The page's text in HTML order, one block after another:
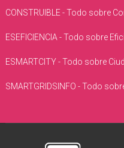
CONSTRUIBLE - Todo sobre
ESEFICIENCIA - Todo sobre
ESMARTCITY - Todo sobre
SMARTGRIDSINFO - Todo